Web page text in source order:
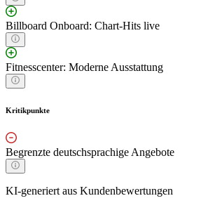
Billboard Onboard: Chart-Hits live
Fitnesscenter: Moderne Ausstattung
Kritikpunkte
Begrenzte deutschsprachige Angebote
KI-generiert aus Kundenbewertungen